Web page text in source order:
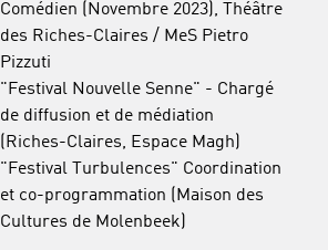
Comédien (Novembre 2023), Théâtre
des Riches-Claires / MeS Pietro
Pizzuti
"Festival Nouvelle Senne" - Chargé
de diffusion et de médiation
(Riches-Claires, Espace Magh)
"Festival Turbulences" Coordination
et co-programmation (Maison des
Cultures de Molenbeek)